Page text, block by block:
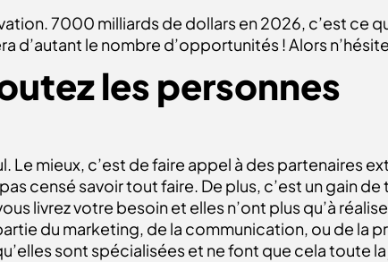
7000 milliards de dollars en 2026, c’est ce
le nombre d’opportunités ! Alors
les personnes
Le mieux, c’est de faire appel à des partenaires
censé savoir tout faire. De plus, c’est un gain
livrez votre besoin et elles n’ont plus qu’à
du marketing, de la communication, ou de la
sont spécialisées et ne font que cela toute